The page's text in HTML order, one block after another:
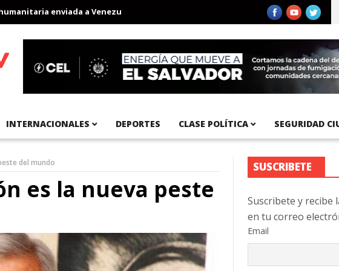
enviada a Venezuela Aeropuerto Internacional del Pacífico registra 92
INTERNACIONALES DEPORTES CLASE POLÍTICA SEGURIDAD
del mundo
es la nueva peste
SUSCRIBETE
Suscribete y recibe
en tu correo
Email